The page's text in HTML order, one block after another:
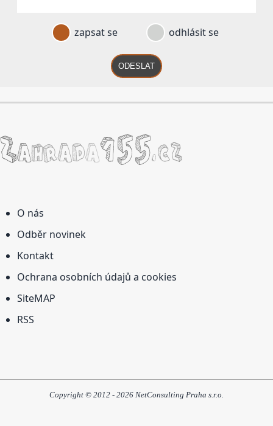
zapsat se odhlásit se
ODESLAT
O nás
Odběr novinek
Kontakt
Ochrana osobních údajů a cookies
SiteMAP
RSS
Copyright © 2012 - 2026 NetConsulting Praha s.r.o.